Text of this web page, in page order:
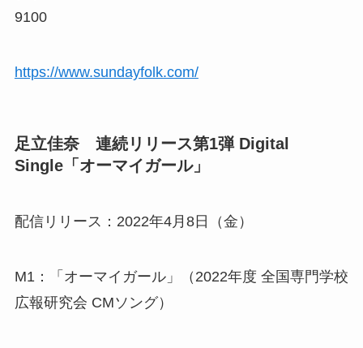
9100
https://www.sundayfolk.com/
足立佳奈 連続リリース第1弾 Digital
Single「オーマイガール」
配信リリース：2022年4月8日（金）
M1：「オーマイガール」（2022年度 全国専門学校
広報研究会 CMソング）